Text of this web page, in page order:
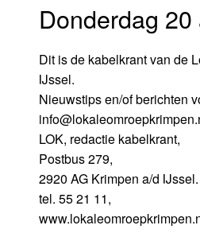
Donderdag
Dit is de kabelkrant van de
IJssel.
Nieuwstips en/of berichten
LOK, redactie kabelkrant,
Postbus 279,
2920 AG Krimpen a/d IJssel.
tel. 55 21 11,